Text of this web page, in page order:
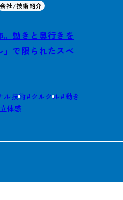
会社/技術紹介
動きと奥行きを
で限られたスペ
ル技術#クルクル#動き
体感